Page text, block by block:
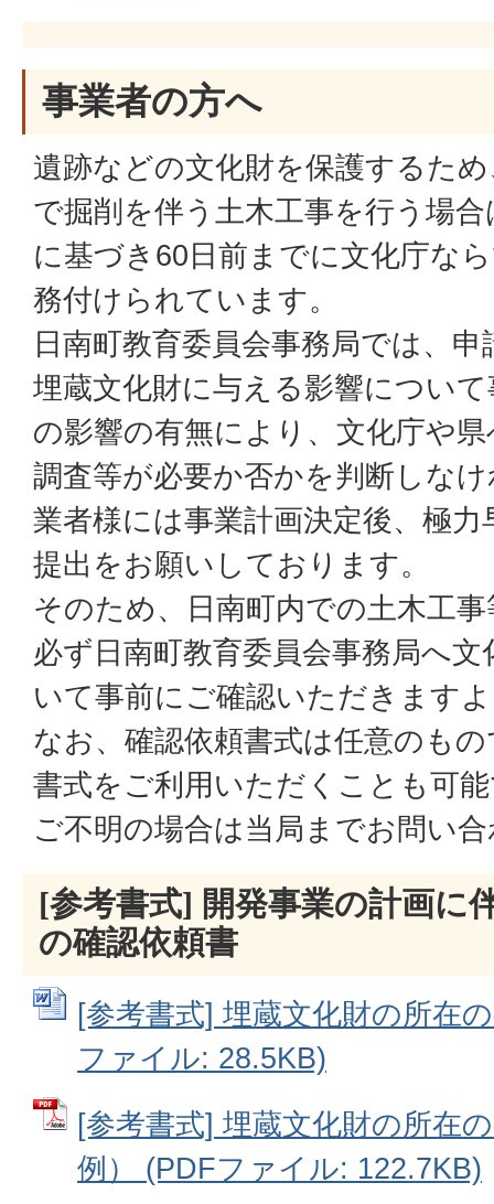
事業者の方へ
遺跡などの文化財を保護するた
で掘削を伴う土木工事を行う場
に基づき60日前までに文化庁な
務付けられています。
日南町教育委員会事務局では、
埋蔵文化財に与える影響につい
の影響の有無により、文化庁や
調査等が必要か否かを判断しな
業者様には事業計画決定後、極
提出をお願いしております。
そのため、日南町内での土木工
必ず日南町教育委員会事務局へ
いて事前にご確認いただきます
なお、確認依頼書式は任意のも
書式をご利用いただくことも可
ご不明の場合は当局までお問い
[参考書式] 開発事業の計画に
の確認依頼書
[参考書式] 埋蔵文化財の所在
ファイル: 28.5KB)
[参考書式] 埋蔵文化財の所在
例） (PDFファイル: 122.7KB)